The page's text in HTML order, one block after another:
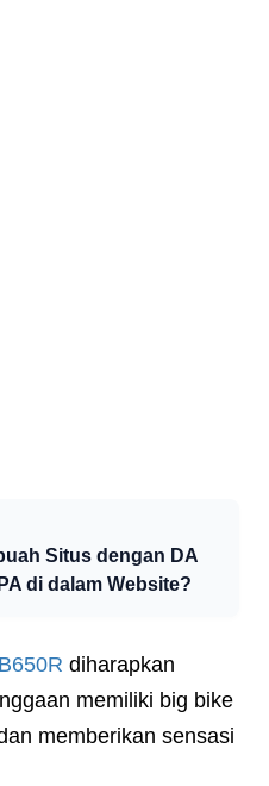
Situs dengan DA
di dalam Website?
diharapkan
memiliki big bike
memberikan sensasi